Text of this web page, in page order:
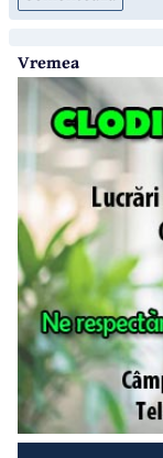
Vremea